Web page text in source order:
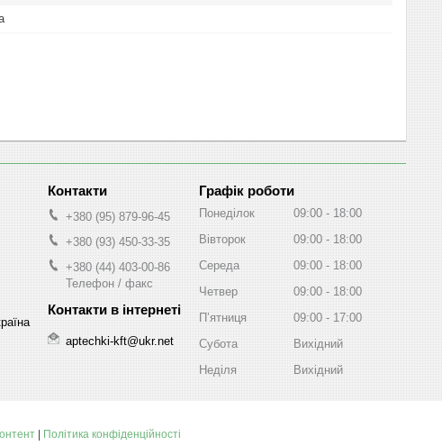
+380 (95) 879-96-45
+380 (93) 450-33-35
+380 (44) 403-00-86
Телефон / факс
aptechki-kft@ukr.net
Графік роботи
Понеділок 09:00
18:00
Вівторок
09:00
18:00
Середа
09:00
18:00
Четвер
09:00
18:00
Пʼятниця
09:00
17:00
Субота
Вихідний
Неділя
Вихідний
Політика конфіденційності